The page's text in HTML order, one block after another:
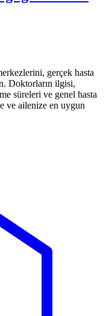
gerçek hasta
Doktorların ilgisi,
süreleri ve genel hasta
ve ailenize en uygun